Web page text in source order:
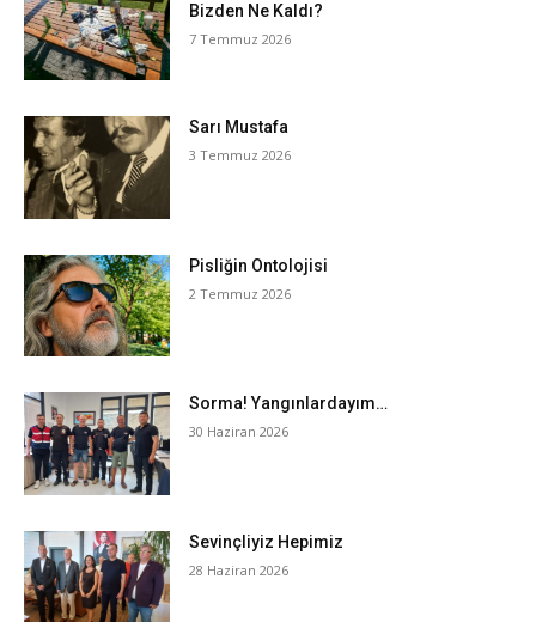
Bizden Ne Kaldı?
7 Temmuz 2026
Sarı Mustafa
3 Temmuz 2026
Pisliğin Ontolojisi
2 Temmuz 2026
Sorma! Yangınlardayım…
30 Haziran 2026
Sevinçliyiz Hepimiz
28 Haziran 2026